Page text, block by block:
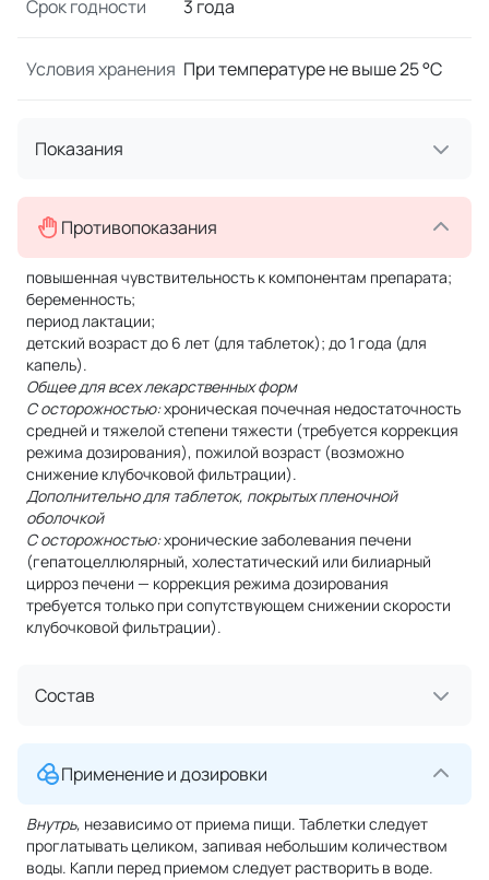
Срок годности 3 года
Условия хранения При температуре не выше 25 °C
Показания
Противопоказания
повышенная чувствительность к компонентам препарата;
беременность;
период лактации;
детский возраст до 6 лет (для таблеток); до 1 года (для
капель).
Общее для всех лекарственных форм
С осторожностью:хроническая почечная недостаточность
средней и тяжелой степени тяжести (требуется коррекция
режима дозирования), пожилой возраст (возможно
снижение клубочковой фильтрации).
Дополнительно для таблеток, покрытых пленочной
оболочкой
С осторожностью:хронические заболевания печени
(гепатоцеллюлярный, холестатический или билиарный
цирроз печени — коррекция режима дозирования
требуется только при сопутствующем снижении скорости
клубочковой фильтрации).
Состав
Применение и дозировки
Внутрь, независимо от приема пищи. Таблетки следует
проглатывать целиком, запивая небольшим количеством
воды. Капли перед приемом следует растворить в воде.